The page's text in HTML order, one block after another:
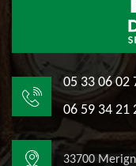
05 33 06 02
06 59 34 21
33700